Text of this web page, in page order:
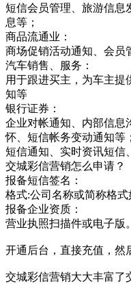
短信会员管理、旅游信息
息等；
商品流通业：
商场促销活动通知、会员
汽车销售、服务：
用于跟进买主，为车主提
知等
银行证券：
企业对帐通知、内部信息
怀、短信帐务变动通知等；
短信通知、实时资讯短信
交城彩信营销怎么申请？
报备短信签名：
格式:公司名称或简称格式
报备企业资质：
营业执照扫描件或电子版。
开通后台，直接充值，然
交城彩信营销大大丰富了